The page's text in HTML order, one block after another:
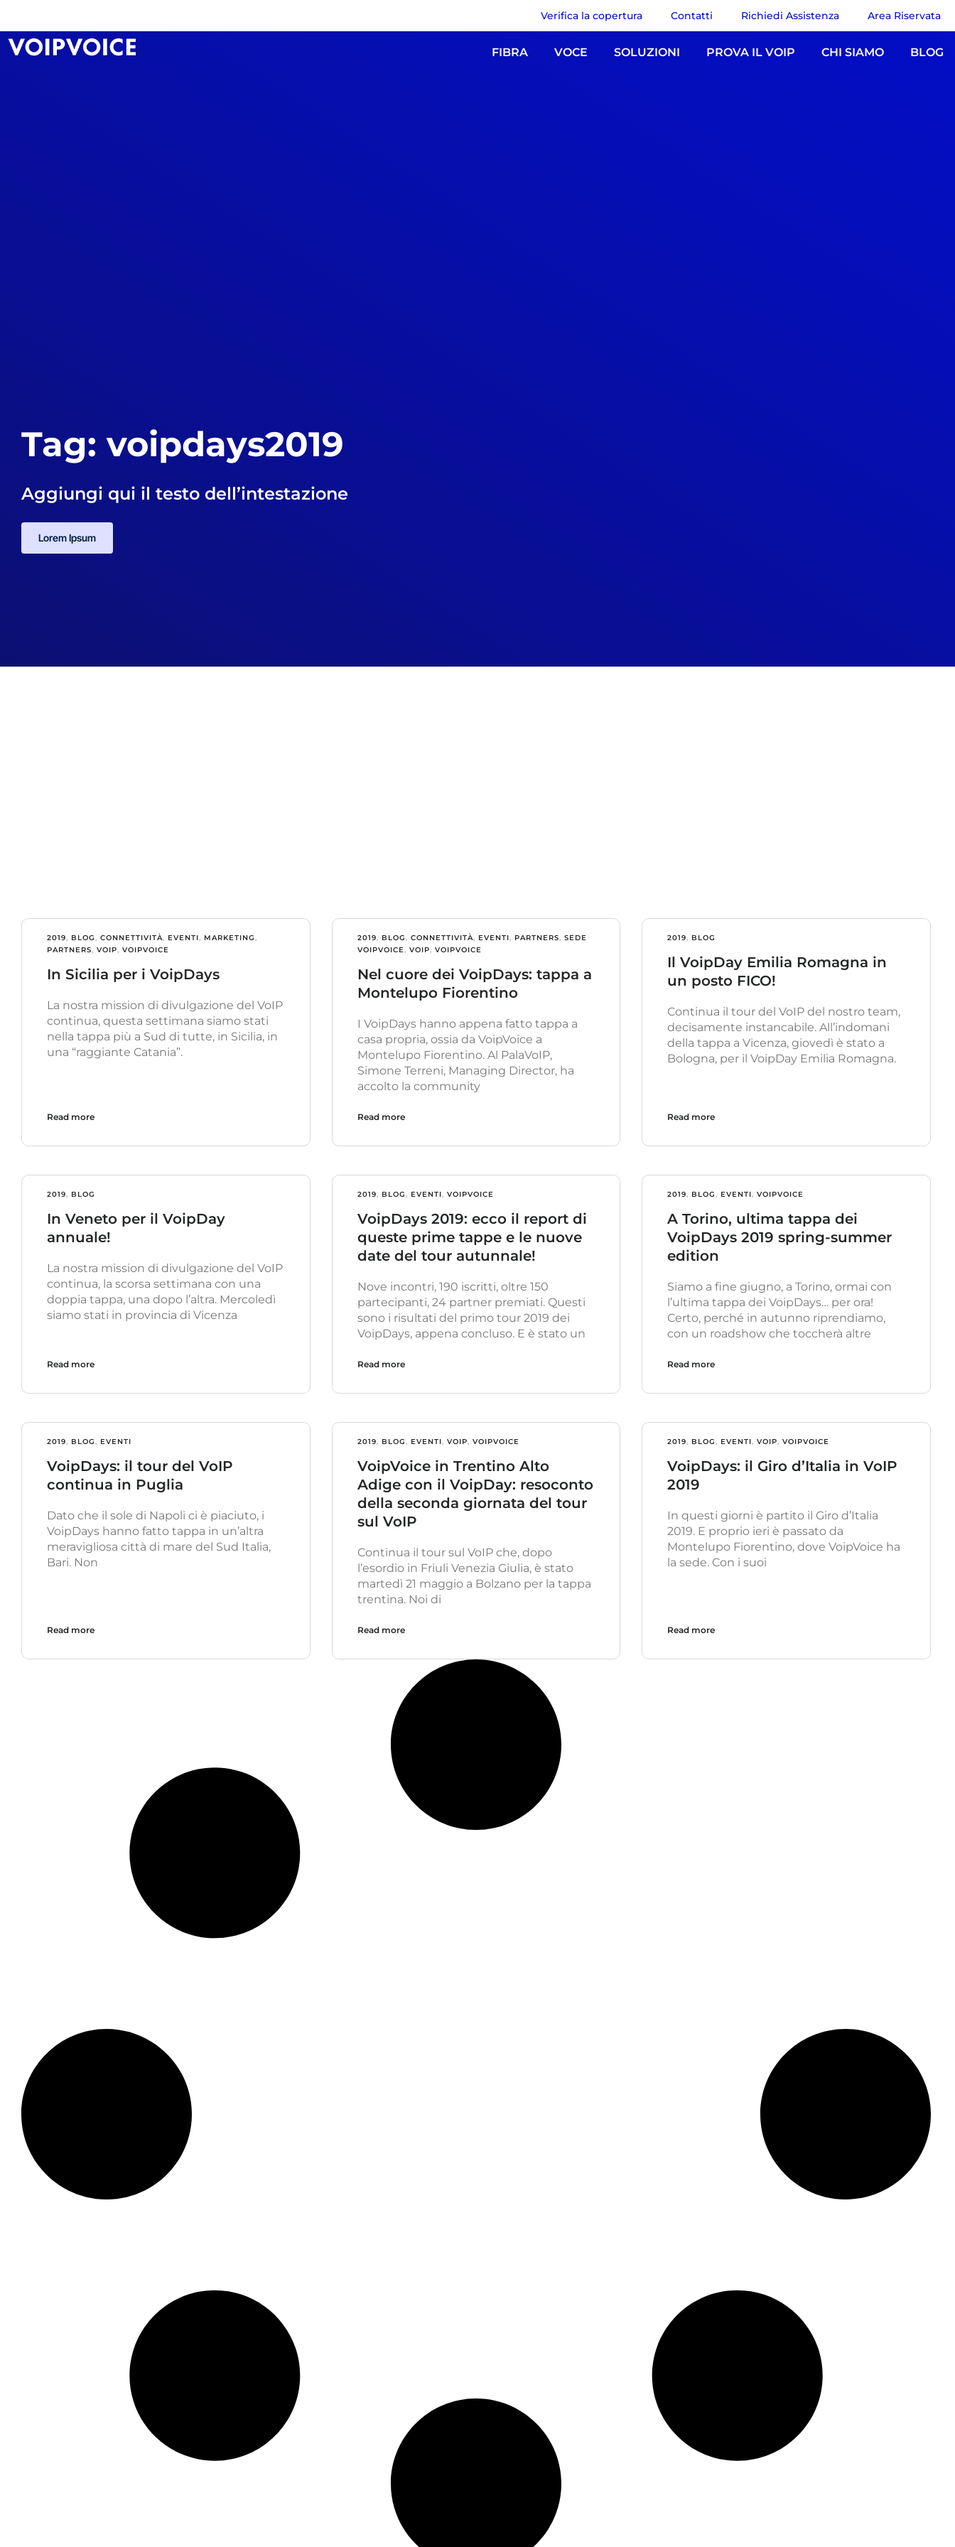
Verifica la copertura Contatti Richiedi Assistenza Area Riservata
FIBRA VOCE SOLUZIONI PROVA IL VOIP CHI SIAMO BLOG
Tag: voipdays2019
Aggiungi qui il testo dell’intestazione
Lorem Ipsum
2019, BLOG , CONNETTIVITÀ, EVENTI, MARKETING ,
PARTNERS, VOIP, VOIPVOICE
In Sicilia per i VoipDays
La nostra mission di divulgazione del VoIP
continua, questa settimana siamo stati
nella tappa più a Sud di tutte, in Sicilia, in
una “raggiante Catania”.
Read more
2019, BLOG , CONNETTIVITÀ, EVENTI, PARTNERS, SEDE
VOIPVOICE , VOIP, VOIPVOICE
Nel cuore dei VoipDays: tappa a
Montelupo Fiorentino
I VoipDays hanno appena fatto tappa a
casa propria, ossia da VoipVoice a
Montelupo Fiorentino. Al PalaVoIP,
Simone Terreni, Managing Director, ha
accolto la community
Read more
2019, BLOG
Il VoipDay Emilia Romagna in
un posto FICO!
Continua il tour del VoIP del nostro team,
decisamente instancabile. All’indomani
della tappa a Vicenza, giovedì è stato a
Bologna, per il VoipDay Emilia Romagna.
Read more
2019, BLOG
In Veneto per il VoipDay
annuale!
La nostra mission di divulgazione del VoIP
continua, la scorsa settimana con una
doppia tappa, una dopo l’altra. Mercoledì
siamo stati in provincia di Vicenza
Read more
2019, BLOG , EVENTI, VOIPVOICE
VoipDays 2019: ecco il report di
queste prime tappe e le nuove
date del tour autunnale!
Nove incontri, 190 iscritti, oltre 150
partecipanti, 24 partner premiati. Questi
sono i risultati del primo tour 2019 dei
VoipDays, appena concluso. E è stato un
Read more
2019, BLOG , EVENTI,VOIPVOICE
A Torino, ultima tappa dei
VoipDays 2019 spring-summer
edition
Siamo a fine giugno, a Torino, ormai con
l’ultima tappa dei VoipDays… per ora!
Certo, perché in autunno riprendiamo,
con un roadshow che toccherà altre
Read more
2019, BLOG , EVENTI
VoipDays: il tour del VoIP
continua in Puglia
Dato che il sole di Napoli ci è piaciuto, i
VoipDays hanno fatto tappa in un’altra
meravigliosa città di mare del Sud Italia,
Bari. Non
Read more
2019, BLOG , EVENTI, VOIP, VOIPVOICE
VoipVoice in Trentino Alto
Adige con il VoipDay: resoconto
della seconda giornata del tour
sul VoIP
Continua il tour sul VoIP che, dopo
l’esordio in Friuli Venezia Giulia, è stato
martedì 21 maggio a Bolzano per la tappa
trentina. Noi di
Read more
2019, BLOG , EVENTI,VOIP,VOIPVOICE
VoipDays: il Giro d’Italia in VoIP
2019
In questi giorni è partito il Giro d’Italia
2019. E proprio ieri è passato da
Montelupo Fiorentino, dove VoipVoice ha
la sede. Con i suoi
Read more